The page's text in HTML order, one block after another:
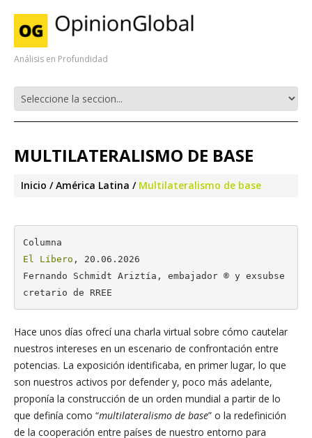
Análisis en Profundidad
MULTILATERALISMO DE BASE
Inicio América Latina Multilateralismo de base
El Líbero , 20.06.2026
Fernando Schmidt Ariztía, embajador ® y exsubse
cretario de RREE
Hace unos días ofrecí una charla virtual sobre cómo cautelar
nuestros intereses en un escenario de confrontación entre
potencias. La exposición identificaba, en primer lugar, lo que
son nuestros activos por defender y, poco más adelante,
proponía la construcción de un orden mundial a partir de lo
que definía como “multilateralismo de base” o la redefinición
de la cooperación entre países de nuestro entorno para